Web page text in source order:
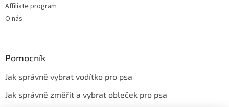
Affiliate program
O nás
Pomocník
Jak správně vybrat vodítko pro psa
Jak správně změřit a vybrat obleček pro psa